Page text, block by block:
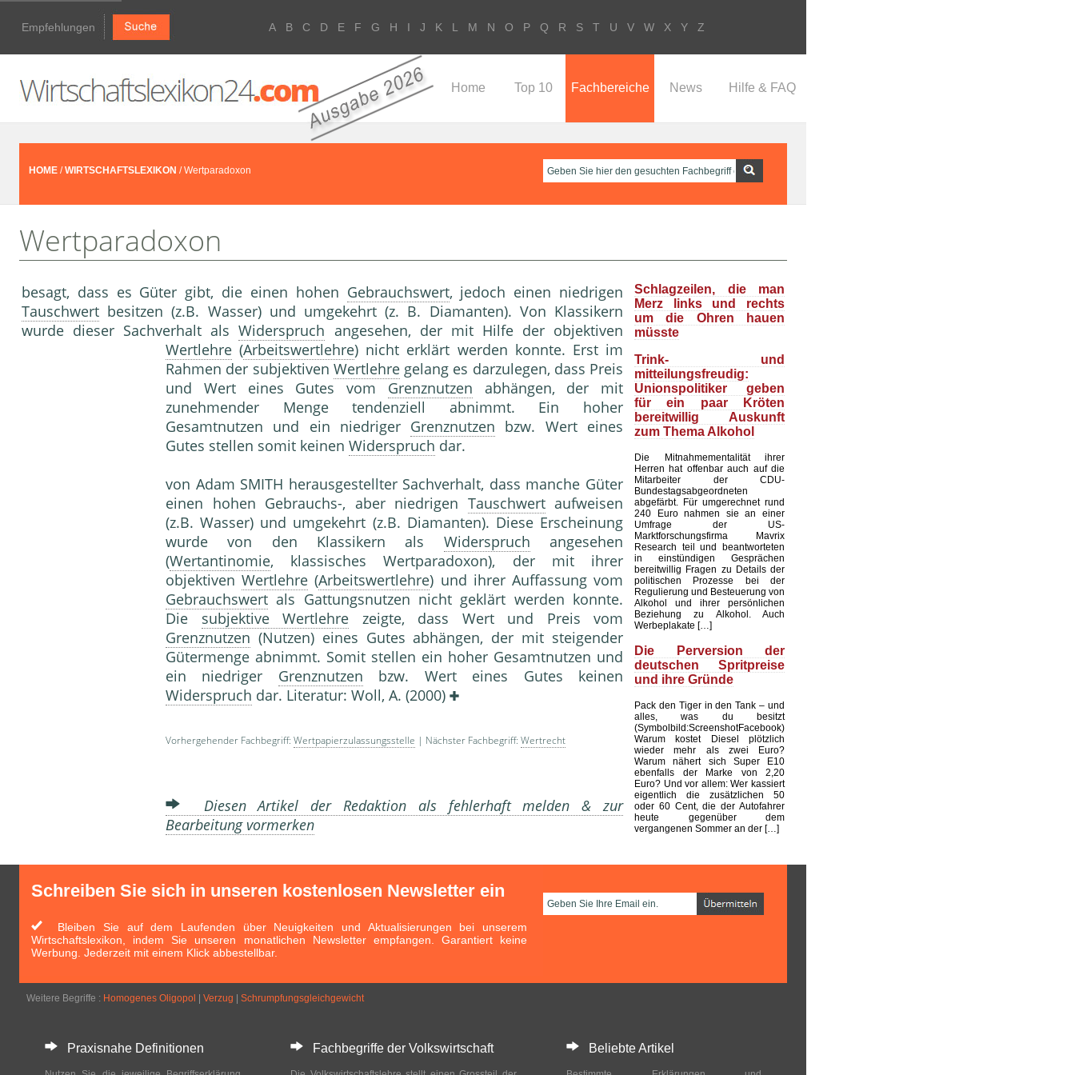
Empfehlungen A B C D E F G H I J K L M N O P Q R S T U V W X Y Z
Home Top 10 Fachbereiche News Hilfe & FAQ
HOME /WIRTSCHAFTSLEXIKON / Wertparadoxon
Wertparadoxon
besagt, dass es Güter gibt, die einen hohen Gebrauchswert, jedoch einen niedrigen
Tauschwert besitzen (z.B. Wasser) und umgekehrt (z. B. Diamanten). Von Klassikern
wurde dieser Sachverhalt alsWiderspruch angesehen, der mit Hilfe der objektiven
Wertlehre (Arbeitswertlehre) nicht erklärt werden konnte. Erst im
Rahmen der subjektiven Wertlehregelang es darzulegen, dass Preis
und Wert eines Gutes vom Grenznutzen abhängen, der mit
zunehmender Menge tendenziell abnimmt. Ein hoher
Gesamtnutzen und ein niedriger Grenznutzen bzw. Wert eines
Gutes stellen somit keinen Widerspruch dar.
von Adam SMITH herausgestellter Sachverhalt, dass manche Güter
einen hohen Gebrauchs-, aber niedrigen Tauschwertaufweisen
(z.B. Wasser) und umgekehrt (z.B. Diamanten). Diese Erscheinung
wurde von den Klassikern als Widerspruch angesehen
(Wertantinomie, klassisches Wertparadoxon), der mit ihrer
objektivenWertlehre (Arbeitswertlehre) und ihrer Auffassung vom
Gebrauchswert als Gattungsnutzen nicht geklärt werden konnte.
Die subjektive Wertlehre zeigte, dass Wert und Preis vom
Grenznutzen (Nutzen) eines Gutes abhängen, der mit steigender
Gütermenge abnimmt. Somit stellen ein hoher Gesamtnutzen und
ein niedriger Grenznutzen bzw. Wert eines Gutes keinen
Widerspruch dar. Literatur: Woll, A. (2000)
Vorhergehender Fachbegriff: Wertpapierzulassungsstelle | Nächster Fachbegriff: Wertrecht
Diesen Artikel der Redaktion als fehlerhaft melden & zur
Bearbeitung vormerken
Schlagzeilen, die man
Merz links und rechts
um die Ohren hauen
müsste
Trink- und
mitteilungsfreudig:
Unionspolitiker geben
für ein paar Kröten
bereitwillig Auskunft
zum Thema Alkohol
Die Mitnahmementalität ihrer
Herren hat offenbar auch auf die
Mitarbeiter der CDU-
Bundestagsabgeordneten
abgefärbt. Für umgerechnet rund
240 Euro nahmen sie an einer
Umfrage der US-
Marktforschungsfirma Mavrix
Research teil und beantworteten
in einstündigen Gesprächen
bereitwillig Fragen zu Details der
politischen Prozesse bei der
Regulierung und Besteuerung von
Alkohol und ihrer persönlichen
Beziehung zu Alkohol. Auch
Werbeplakate […]
Die Perversion der
deutschen Spritpreise
und ihre Gründe
Pack den Tiger in den Tank – und
alles, was du besitzt
(Symbolbild:ScreenshotFacebook)
Warum kostet Diesel plötzlich
wieder mehr als zwei Euro?
Warum nähert sich Super E10
ebenfalls der Marke von 2,20
Euro? Und vor allem: Wer kassiert
eigentlich die zusätzlichen 50
oder 60 Cent, die der Autofahrer
heute gegenüber dem
vergangenen Sommer an der […]
Schreiben Sie sich in unseren kostenlosen Newsletter ein
Bleiben Sie auf dem Laufenden über Neuigkeiten und Aktualisierungen bei unserem
Wirtschaftslexikon, indem Sie unseren monatlichen Newsletter empfangen. Garantiert keine
Werbung. Jederzeit mit einem Klick abbestellbar.
Weitere Begriffe : Homogenes Oligopol Verzug Schrumpfungsgleichgewicht
Praxisnahe Definitionen Fachbegriffe der Volkswirtschaft Beliebte Artikel